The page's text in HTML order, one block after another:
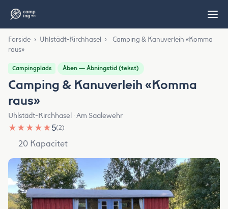
Forside › Uhlstädt-Kirchhasel ›
Camping & Kanuverleih «Komma
raus»
Campingplads Åben — Åbningstid (tekst)
Camping & Kanuverleih «Komma
raus»
Uhlstädt-Kirchhasel · Am Saalewehr
★ ★ ★ ★ ★5(2)
20 Kapacitet